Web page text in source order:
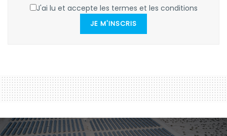
J'ai lu et accepte les termes et les conditions
JE M'INSCRIS